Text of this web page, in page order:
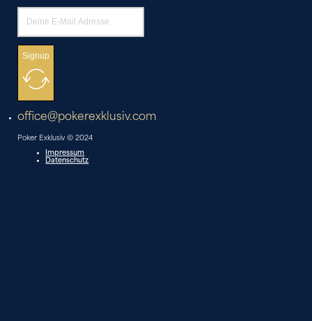
Signup
office@pokerexklusiv.com
Poker Exklusiv © 2024
Impressum
Datenschutz